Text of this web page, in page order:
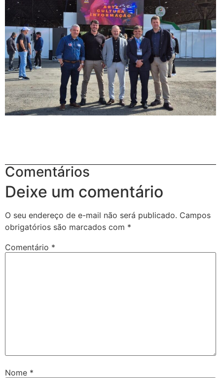
Comentários
Deixe um comentário
O seu endereço de e-mail não será publicado. Campos
obrigatórios são marcados com *
Comentário *
Nome *